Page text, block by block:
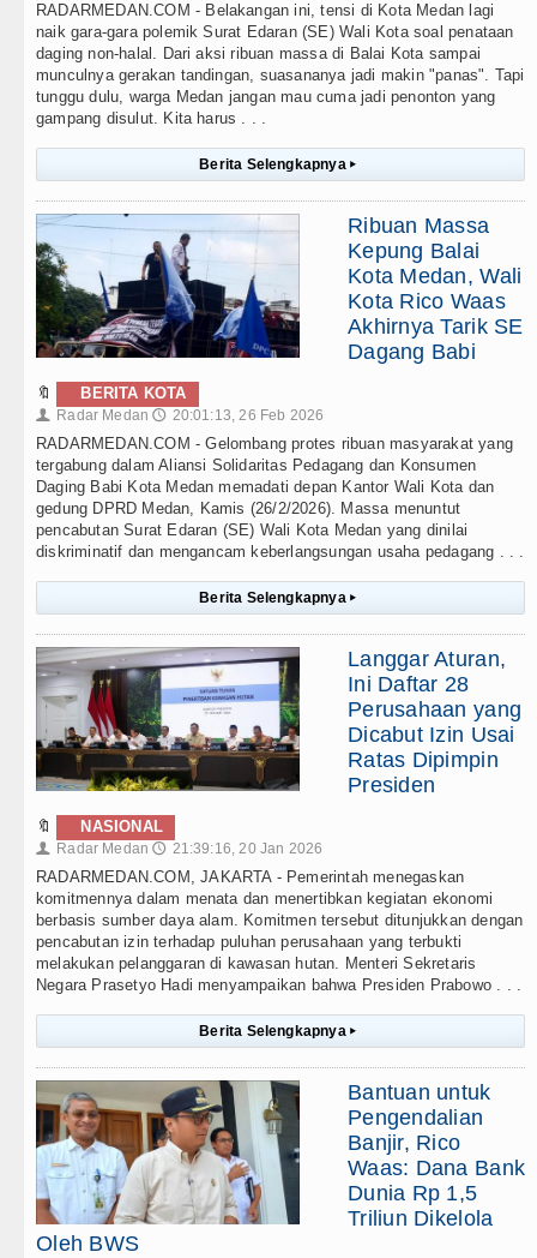
RADARMEDAN.COM - Belakangan ini, tensi di Kota Medan lagi
naik gara-gara polemik Surat Edaran (SE) Wali Kota soal penataan
daging non-halal. Dari aksi ribuan massa di Balai Kota sampai
munculnya gerakan tandingan, suasananya jadi makin "panas". Tapi
tunggu dulu, warga Medan jangan mau cuma jadi penonton yang
gampang disulut. Kita harus . . .
Berita Selengkapnya ▸
Ribuan Massa
Kepung Balai
Kota Medan, Wali
Kota Rico Waas
Akhirnya Tarik SE
Dagang Babi
🔖 BERITA KOTA
👤 Radar Medan 🕔 20:01:13, 26 Feb 2026
RADARMEDAN.COM - Gelombang protes ribuan masyarakat yang
tergabung dalam Aliansi Solidaritas Pedagang dan Konsumen
Daging Babi Kota Medan memadati depan Kantor Wali Kota dan
gedung DPRD Medan, Kamis (26/2/2026). Massa menuntut
pencabutan Surat Edaran (SE) Wali Kota Medan yang dinilai
diskriminatif dan mengancam keberlangsungan usaha pedagang . . .
Berita Selengkapnya ▸
Langgar Aturan,
Ini Daftar 28
Perusahaan yang
Dicabut Izin Usai
Ratas Dipimpin
Presiden
🔖 NASIONAL
👤 Radar Medan 🕔 21:39:16, 20 Jan 2026
RADARMEDAN.COM, JAKARTA - Pemerintah menegaskan
komitmennya dalam menata dan menertibkan kegiatan ekonomi
berbasis sumber daya alam. Komitmen tersebut ditunjukkan dengan
pencabutan izin terhadap puluhan perusahaan yang terbukti
melakukan pelanggaran di kawasan hutan. Menteri Sekretaris
Negara Prasetyo Hadi menyampaikan bahwa Presiden Prabowo . . .
Berita Selengkapnya ▸
Bantuan untuk
Pengendalian
Banjir, Rico
Waas: Dana Bank
Dunia Rp 1,5
Triliun Dikelola
Oleh BWS